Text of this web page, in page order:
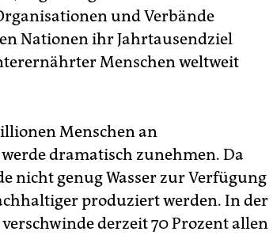
und Verbände
Nationen ihr Jahrtausendziel
Menschen weltweit
Menschen an
dramatisch zunehmen. Da
nicht genug Wasser zur Verfügung
produziert werden. In der
derzeit 70 Prozent allen